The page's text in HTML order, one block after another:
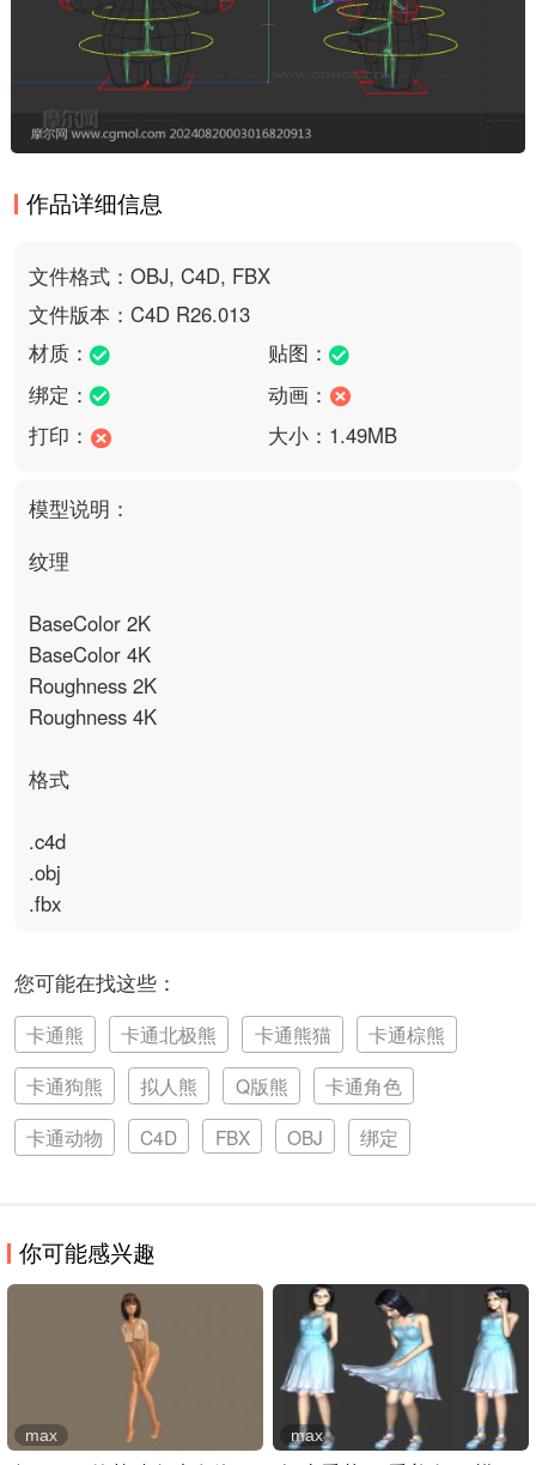
作品详细信息
文件格式：OBJ, C4D, FBX
文件版本：C4D R26.013
材质：
贴图：
绑定：
动画：
打印：
大小：1.49MB
模型说明：
纹理
BaseColor 2K
BaseColor 4K
Roughness 2K
Roughness 4K
格式
.c4d
.obj
.fbx
您可能在找这些：
卡通熊 卡通北极熊 卡通熊猫
卡通棕熊
卡通狗熊
拟人熊 Q版熊
卡通角色
卡通动物
C4D FBX OBJ 绑定
你可能感兴趣
max max